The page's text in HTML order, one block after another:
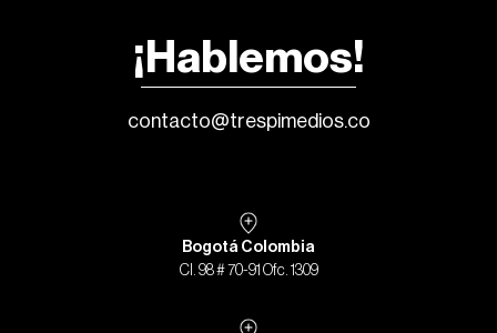
¡Hablemos!
contacto@trespimedios.co
Bogotá Colombia
Cl. 98 # 70-91 Ofc. 1309